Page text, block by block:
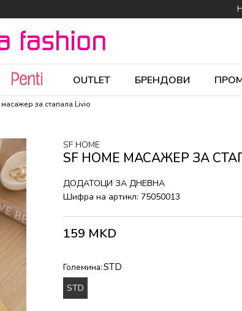
OUTLET БРЕНДОВИ
масажер за стапала Livio
SF HOME
SF HOME МАСАЖЕР ЗА
ДОДАТОЦИ ЗА ДНЕВНА
Шифра на артикл: 75050013
159 MKD
Големина:STD
STD